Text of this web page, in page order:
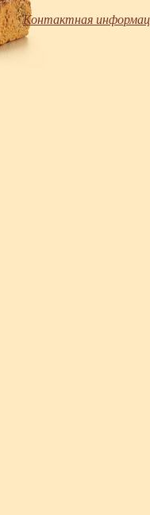
Контактная